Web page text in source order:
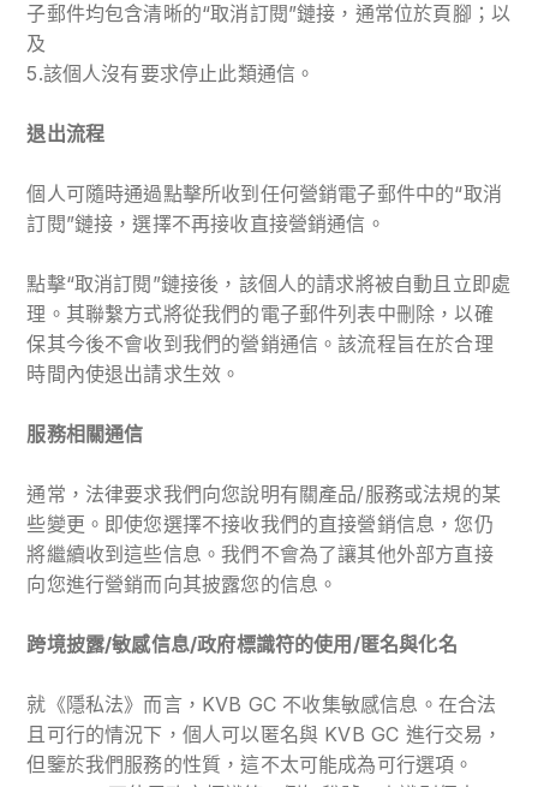
子郵件均包含清晰的“取消訂閱”鏈接，通常位於頁腳；以
及
5.該個人沒有要求停止此類通信。
退出流程
個人可隨時通過點擊所收到任何營銷電子郵件中的“取消
訂閱”鏈接，選擇不再接收直接營銷通信。
點擊“取消訂閱”鏈接後，該個人的請求將被自動且立即處
理。其聯繫方式將從我們的電子郵件列表中刪除，以確
保其今後不會收到我們的營銷通信。該流程旨在於合理
時間內使退出請求生效。
服務相關通信
通常，法律要求我們向您說明有關產品/服務或法規的某
些變更。即使您選擇不接收我們的直接營銷信息，您仍
將繼續收到這些信息。我們不會為了讓其他外部方直接
向您進行營銷而向其披露您的信息。
跨境披露/敏感信息/政府標識符的使用/匿名與化名
就《隱私法》而言，KVB GC 不收集敏感信息。在合法
且可行的情況下，個人可以匿名與 KVB GC 進行交易，
但鑒於我們服務的性質，這不太可能成為可行選項。